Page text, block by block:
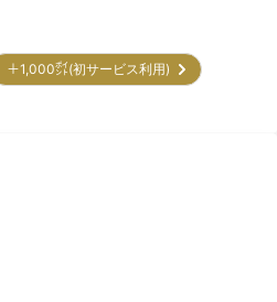
＋1,000㌽(初サービス利用)